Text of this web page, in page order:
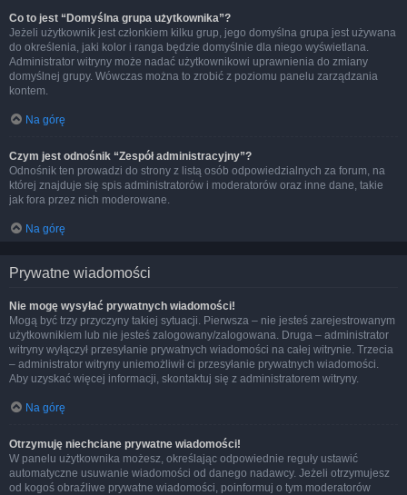
Co to jest “Domyślna grupa użytkownika”?
Jeżeli użytkownik jest członkiem kilku grup, jego domyślna grupa jest używana
do określenia, jaki kolor i ranga będzie domyślnie dla niego wyświetlana.
Administrator witryny może nadać użytkownikowi uprawnienia do zmiany
domyślnej grupy. Wówczas można to zrobić z poziomu panelu zarządzania
kontem.
Na górę
Czym jest odnośnik “Zespół administracyjny”?
Odnośnik ten prowadzi do strony z listą osób odpowiedzialnych za forum, na
której znajduje się spis administratorów i moderatorów oraz inne dane, takie
jak fora przez nich moderowane.
Na górę
Prywatne wiadomości
Nie mogę wysyłać prywatnych wiadomości!
Mogą być trzy przyczyny takiej sytuacji. Pierwsza – nie jesteś zarejestrowanym
użytkownikiem lub nie jesteś zalogowany/zalogowana. Druga – administrator
witryny wyłączył przesyłanie prywatnych wiadomości na całej witrynie. Trzecia
– administrator witryny uniemożliwił ci przesyłanie prywatnych wiadomości.
Aby uzyskać więcej informacji, skontaktuj się z administratorem witryny.
Na górę
Otrzymuję niechciane prywatne wiadomości!
W panelu użytkownika możesz, określając odpowiednie reguły ustawić
automatyczne usuwanie wiadomości od danego nadawcy. Jeżeli otrzymujesz
od kogoś obraźliwe prywatne wiadomości, poinformuj o tym moderatorów